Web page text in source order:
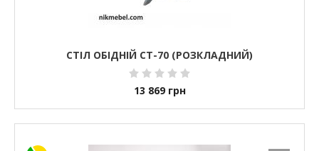
СТІЛ ОБІДНІЙ СТ-70 (РОЗКЛАДНИЙ)
13 869 грн